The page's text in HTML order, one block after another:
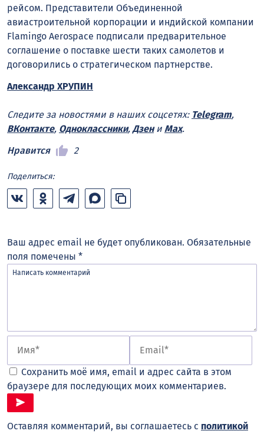
рейсом. Представители Объединенной
авиастроительной корпорации и индийской компании
Flamingo Aerospace подписали предварительное
соглашение о поставке шести таких самолетов и
договорились о стратегическом партнерстве.
Александр ХРУПИН
Следите за новостями в наших соцсетях: Telegram,
ВКонтакте, Одноклассники, Дзени Max.
Нравится
2
Поделиться:
Ваш адрес email не будет опубликован. Обязательные
поля помечены *
Сохранить моё имя, email и адрес сайта в этом
браузере для последующих моих комментариев.
Оставляя комментарий, вы соглашаетесь с политикой